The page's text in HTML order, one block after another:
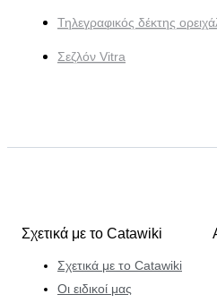
Τηλεγραφικός δέκτης
Σεζλόν Vitra
Σχετικά με το Catawiki
Σχετικά με το Catawiki
Οι ειδικοί μας